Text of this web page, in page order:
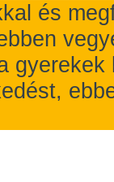
és
gyerekek